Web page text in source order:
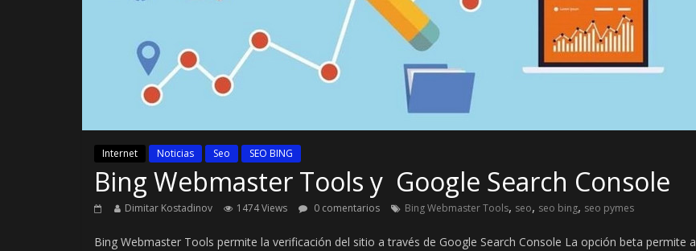
Internet Noticias Seo SEO BING
Bing Webmaster Tools y Google Search Console
Dimitar Kostadinov 1474 Views 0 comentarios Bing Webmaster Tools, seo, seo bing, seo pymes
Bing Webmaster Tools permite la verificación del sitio a través de Google Search Console La opción beta permite a